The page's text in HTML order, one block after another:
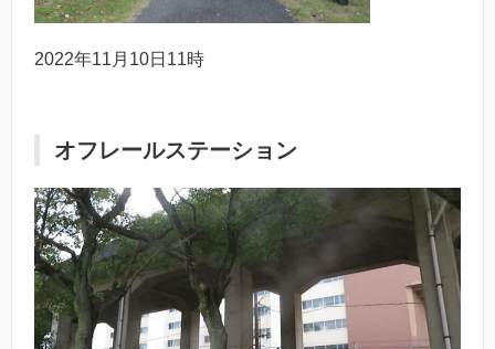
2022年11月10日11時
オフレールステーション